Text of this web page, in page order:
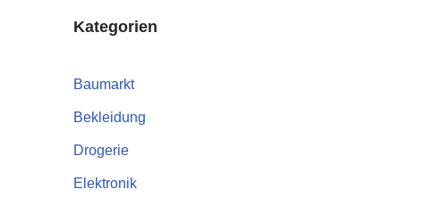
Kategorien
Baumarkt
Bekleidung
Drogerie
Elektronik